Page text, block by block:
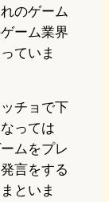
のゲーム
ーム業界
ていま
チョで下
っては
ムをプレ
言をする
といま